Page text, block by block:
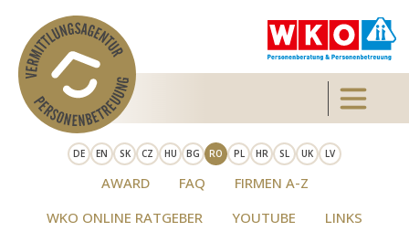
Skip to main content Toggle
DE EN SK CZ HU BG RO PL HR SL UK LV
AWARD FAQ
FIRMEN A-Z
WKO ONLINE RATGEBER
YOUTUBE
LINKS